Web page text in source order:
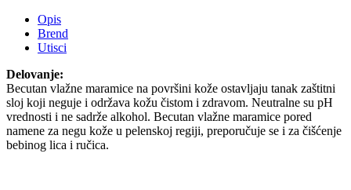
Opis
Brend
Utisci
Delovanje:
Becutan vlažne maramice na površini kože ostavljaju tanak zaštitni
sloj koji neguje i održava kožu čistom i zdravom. Neutralne su pH
vrednosti i ne sadrže alkohol. Becutan vlažne maramice pored
namene za negu kože u pelenskoj regiji, preporučuje se i za čišćenje
bebinog lica i ručica.